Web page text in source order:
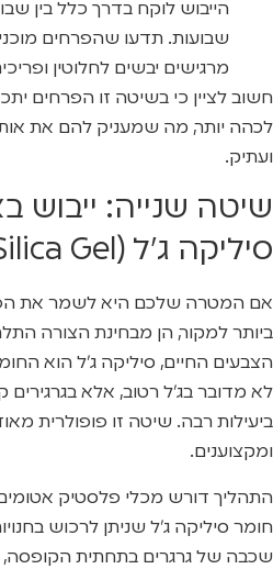
הייבוש לוקח בדרך כלל בין
שבועות. תדעו שהפרחים
מרגישים יבשים לחלוטין
חשוב לציין כי בשיטה זו הפרחים
לכהה יותר, מה שמעניק להם את
ועתיק.
שיטה שנייה: ייבוש
סיליקה ג’ל (Silica Gel)
אם המטרה שלכם היא לשמר את
ביותר למקור, הן מבחינת הצורה
הצבעים החיים, סיליקה ג’ל הוא
לא מדובר בג’ל רטוב, אלא
ביעילות רבה. שיטה זו פופולרית
ומקצוענים.
התהליך דורש מכלי פלסטיק
חומר סיליקה ג’ל שניתן לרכוש
שכבה של גרגרים בתחתית הקופסה,